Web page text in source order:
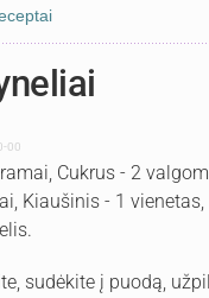
00
Cukrus - 2
Kiaušinis - 1
sudėkite į puodą,